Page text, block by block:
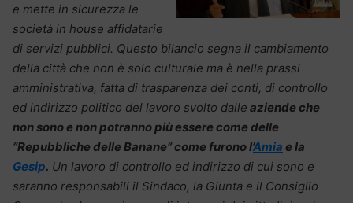
e mette in sicurezza le
società in house affidatarie
di servizi pubblici. Questo bilancio segna il cambiamento
della città che non è solo culturale ma è nella prassi
amministrativa, fatta di trasparenza dei conti, di controllo
ed indirizzo politico del lavoro svolto dalle aziende che
non sono e non potranno più essere come delle
“Repubbliche delle Banane” come furono l’Amia e la
Gesip. Un lavoro di controllo ed indirizzo di cui sono e
saranno responsabili il Sindaco, la Giunta e il Consiglio